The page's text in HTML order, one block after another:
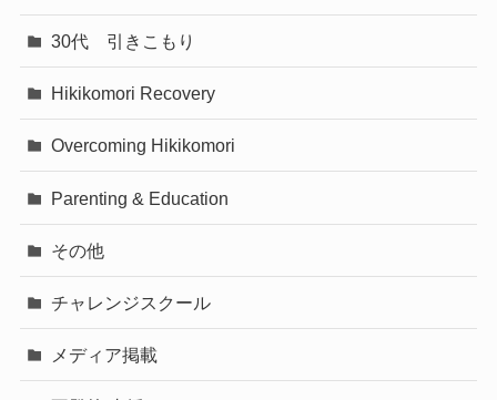
30代 引きこもり
Hikikomori Recovery
Overcoming Hikikomori
Parenting & Education
その他
チャレンジスクール
メディア掲載